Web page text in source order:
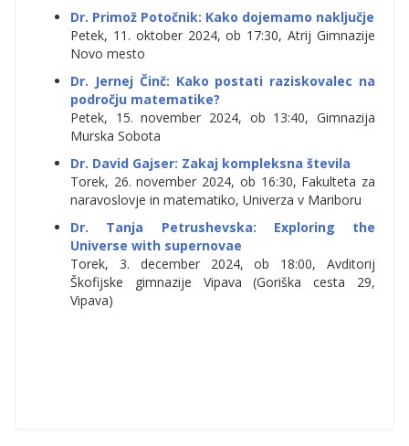
Dr. Primož Potočnik: Kako dojemamo naključje
Petek, 11. oktober 2024, ob 17:30, Atrij Gimnazije
Novo mesto
Dr. Jernej Činč: Kako postati raziskovalec na
področju matematike?
Petek, 15. november 2024, ob 13:40, Gimnazija
Murska Sobota
Dr. David Gajser: Zakaj kompleksna števila
Torek, 26. november 2024, ob 16:30, Fakulteta za
naravoslovje in matematiko, Univerza v Mariboru
Dr. Tanja Petrushevska: Exploring the
Universe with supernovae
Torek, 3. december 2024, ob 18:00, Avditorij
Škofijske gimnazije Vipava (Goriška cesta 29,
Vipava)